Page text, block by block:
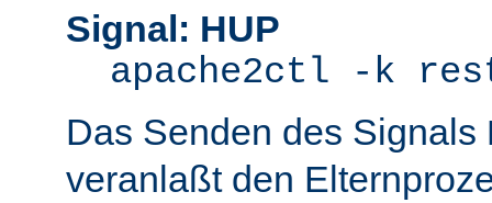
Signal: HUP
apache2ctl -k
Das Senden des Signals
veranlaßt den